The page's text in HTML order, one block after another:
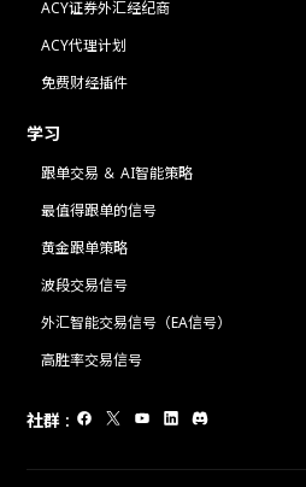
ACY证券外汇经纪商
ACY代理计划
免费财经插件
学习
跟单交易 ＆ AI智能策略
最值得跟单的信号
黄金跟单策略
波段交易信号
外汇智能交易信号（EA信号）
高胜率交易信号
社群 :